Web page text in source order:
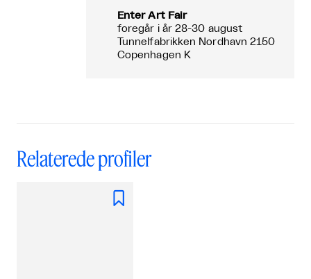
Enter Art Fair
foregår i år 28-30 august
Tunnelfabrikken Nordhavn 2150
Copenhagen K
Relaterede profiler
